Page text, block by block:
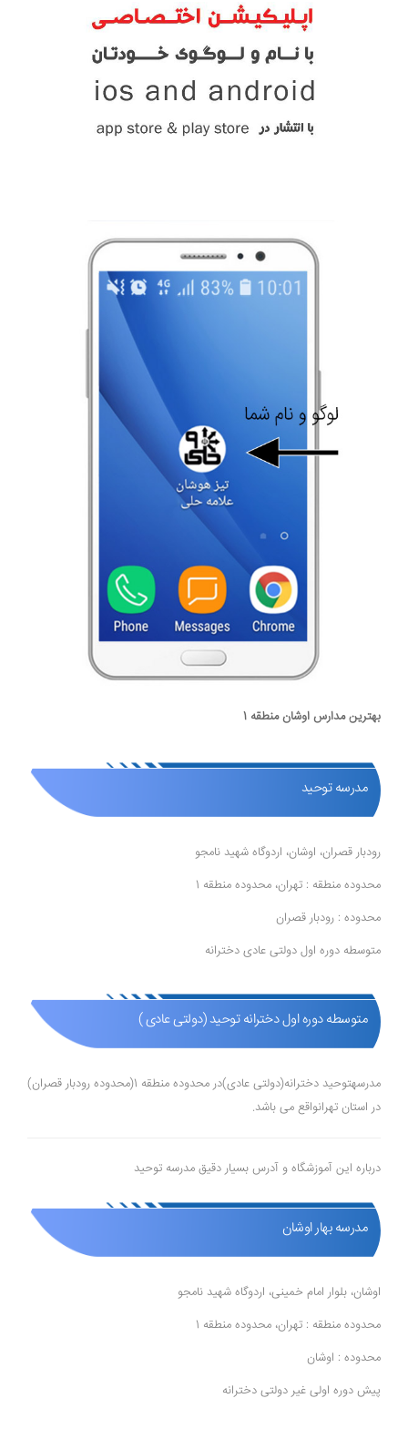
بهترین مدارس اوشان منطقه 1
مدرسه توحید
رودبار قصران، اوشان، اردوگاه شهید نامجو
محدوده منطقه : تهران، محدوده منطقه 1
محدوده : رودبار قصران
متوسطه دوره اول دولتی عادی دخترانه
متوسطه دوره اول دخترانه توحید (دولتی عادی )
مدرسهتوحید دخترانه(دولتی عادی)در محدوده منطقه 1(محدوده رودبار قصران)
در استان تهرانواقع می باشد.
درباره این آموزشگاه و آدرس بسیار دقیق مدرسه توحید
مدرسه بهار اوشان
اوشان، بلوار امام خمینی، اردوگاه شهید نامجو
محدوده منطقه : تهران، محدوده منطقه 1
محدوده : اوشان
پیش دوره اولی غیر دولتی دخترانه